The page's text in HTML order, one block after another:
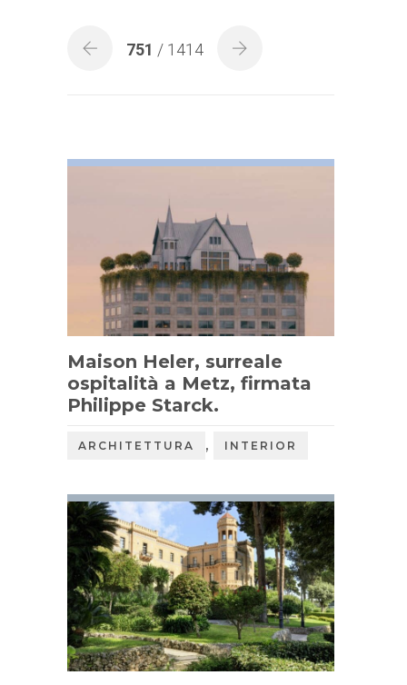
751 / 1414
Maison Heler, surreale
ospitalità a Metz, firmata
Philippe Starck.
ARCHITETTURA , INTERIOR